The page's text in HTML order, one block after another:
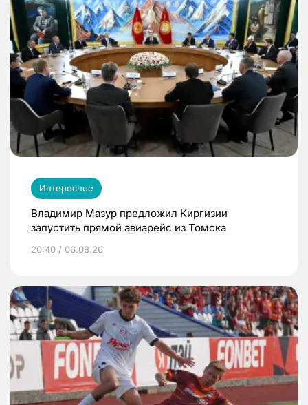
Интересное
Владимир Мазур предложил Киргизии
запустить прямой авиарейс из Томска
20:40 / 06.08.26